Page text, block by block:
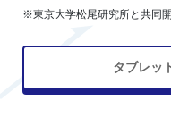
※東京大学松尾研究所と共同開
タブレッ